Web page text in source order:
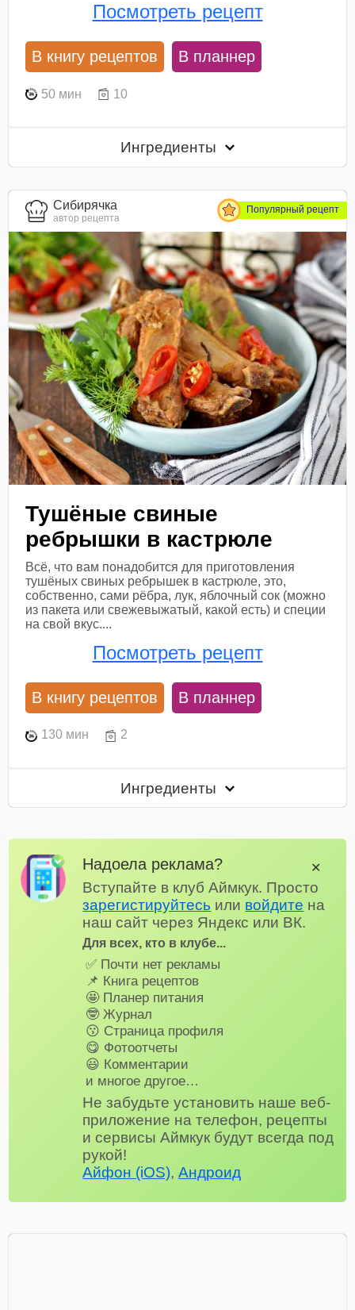
Посмотреть рецепт
В книгу рецептов В планнер
50 мин 10
Ингредиенты
Сибирячка
автор рецепта
Популярный рецепт
Тушёные свиные
ребрышки в кастрюле
Всё, что вам понадобится для приготовления
тушёных свиных ребрышек в кастрюле, это,
собственно, сами рёбра, лук, яблочный сок (можно
из пакета или свежевыжатый, какой есть) и специи
на свой вкус....
Посмотреть рецепт
В книгу рецептов В планнер
130 мин 2
Ингредиенты
Надоела реклама?
Вступайте в клуб Аймкук. Просто
зарегистируйтесь или войдите на
наш сайт через Яндекс или ВК.
Для всех, кто в клубе...
✅ Почти нет рекламы
📌 Книга рецептов
🤩 Планер питания
🤓 Журнал
😗 Страница профиля
😋 Фотоотчеты
😃 Комментарии
и многое другое…
Не забудьте установить наше веб-
приложение на телефон, рецепты
и сервисы Аймкук будут всегда под
рукой!
Айфон (iOS),Андроид
✕